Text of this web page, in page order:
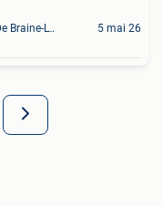
Waterloo + Partie De Braine-L'Alleud, De Ohain 5 mai 26